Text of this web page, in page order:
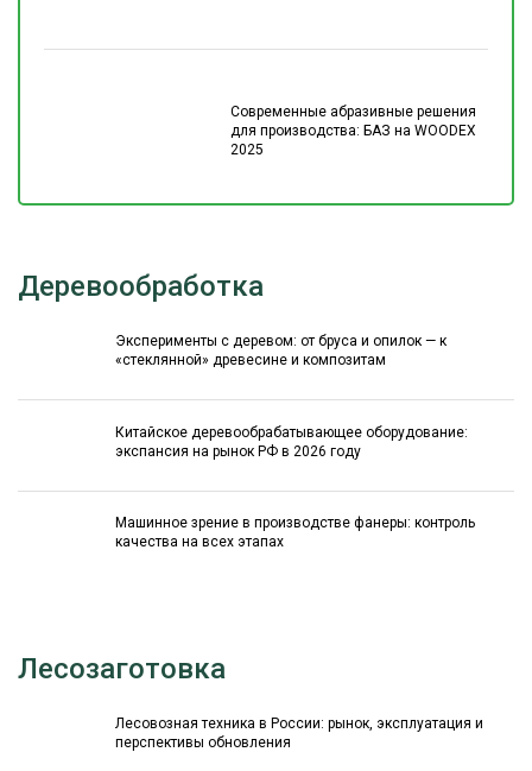
Современные абразивные решения
для производства: БАЗ на WOODEX
2025
Деревообработка
Эксперименты с деревом: от бруса и опилок — к
«стеклянной» древесине и композитам
Китайское деревообрабатывающее оборудование:
экспансия на рынок РФ в 2026 году
Машинное зрение в производстве фанеры: контроль
качества на всех этапах
Лесозаготовка
Лесовозная техника в России: рынок, эксплуатация и
перспективы обновления